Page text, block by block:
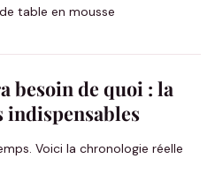
table en mousse
besoin de quoi : la
indispensables
Voici la chronologie réelle